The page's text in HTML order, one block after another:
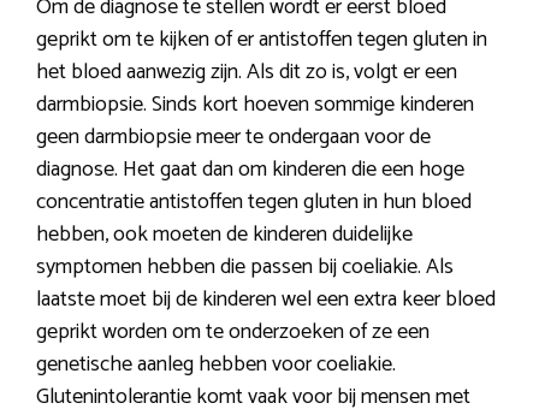
Om de diagnose te stellen wordt er eerst bloed
geprikt om te kijken of er antistoffen tegen gluten in
het bloed aanwezig zijn. Als dit zo is, volgt er een
darmbiopsie. Sinds kort hoeven sommige kinderen
geen darmbiopsie meer te ondergaan voor de
diagnose. Het gaat dan om kinderen die een hoge
concentratie antistoffen tegen gluten in hun bloed
hebben, ook moeten de kinderen duidelijke
symptomen hebben die passen bij coeliakie. Als
laatste moet bij de kinderen wel een extra keer bloed
geprikt worden om te onderzoeken of ze een
genetische aanleg hebben voor coeliakie.
Glutenintolerantie komt vaak voor bij mensen met